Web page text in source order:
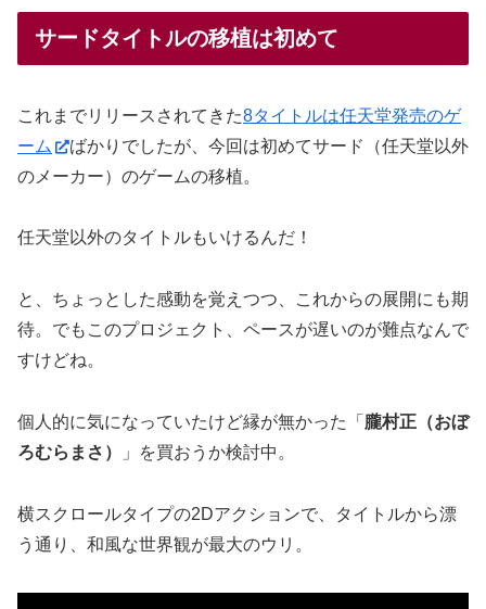
サードタイトルの移植は初めて
これまでリリースされてきた8タイトルは任天堂発売のゲ
ーム
ばかりでしたが、今回は初めてサード（任天堂以外
のメーカー）のゲームの移植。
任天堂以外のタイトルもいけるんだ！
と、ちょっとした感動を覚えつつ、これからの展開にも期
待。でもこのプロジェクト、ペースが遅いのが難点なんで
すけどね。
個人的に気になっていたけど縁が無かった「 朧村正（おぼ
ろむらまさ）
」を買おうか検討中。
横スクロールタイプの2Dアクションで、タイトルから漂
う通り、和風な世界観が最大のウリ。